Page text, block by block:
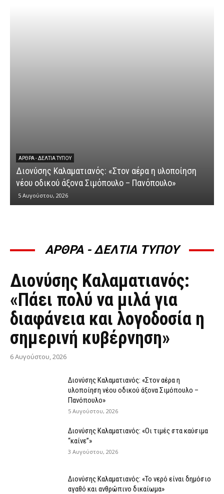
αέρα η υλοποίηση
– Πανόπουλο»
κυβερνητικής αποτυχίας στην
αγροτικών ενισχύσεων»
ΑΡΘΡΑ - ΔΕΛΤΙΑ ΤΥΠΟΥ
ΆΡΘΡΑ - ΔΕΛΤΊΑ ΤΎΠΟΥ
Διονύσης Καλαματιανός:
«Πάει πολύ να μιλά για
διαφάνεια και λογοδοσία η
σημερινή κυβέρνηση»
6 Αυγούστου, 2026
Διονύσης Καλαματιανός: «Στον αέρα η
υλοποίηση νέου οδικού άξονα Σιμόπουλο –
Πανόπουλο»
5 Αυγούστου, 2026
Διονύσης Καλαματιανός: «Οι τιμές στα καύσιμα
“καίνε”»
3 Αυγούστου, 2026
Διονύσης Καλαματιανός: «Το νερό είναι δημόσιο
αγαθό και ανθρώπινο δικαίωμα»